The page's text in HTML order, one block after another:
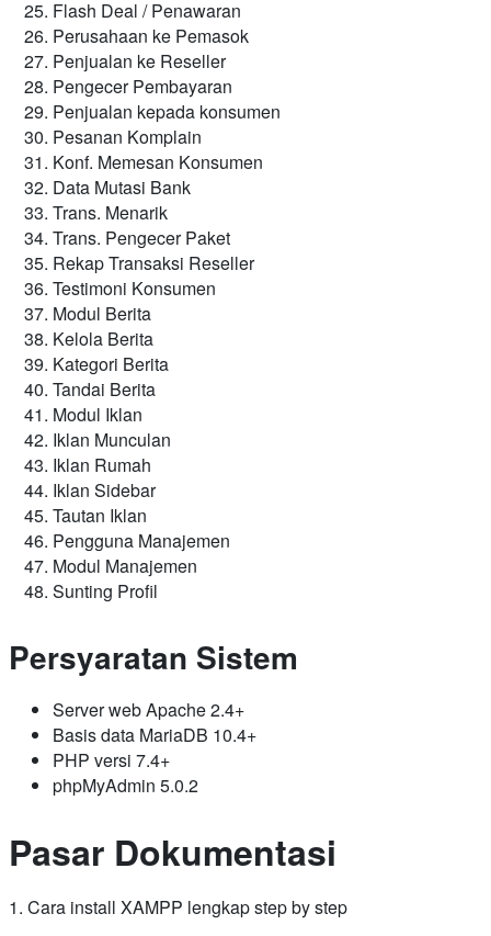
Flash Deal / Penawaran
Perusahaan ke Pemasok
Penjualan ke Reseller
Pengecer Pembayaran
Penjualan kepada konsumen
Pesanan Komplain
Konf. Memesan Konsumen
Data Mutasi Bank
Trans. Menarik
Trans. Pengecer Paket
Rekap Transaksi Reseller
Testimoni Konsumen
Modul Berita
Kelola Berita
Kategori Berita
Tandai Berita
Modul Iklan
Iklan Munculan
Iklan Rumah
Iklan Sidebar
Tautan Iklan
Pengguna Manajemen
Modul Manajemen
Sunting Profil
Persyaratan Sistem
Server web Apache 2.4+
Basis data MariaDB 10.4+
PHP versi 7.4+
phpMyAdmin 5.0.2
Pasar Dokumentasi
1. Cara install XAMPP lengkap step by step